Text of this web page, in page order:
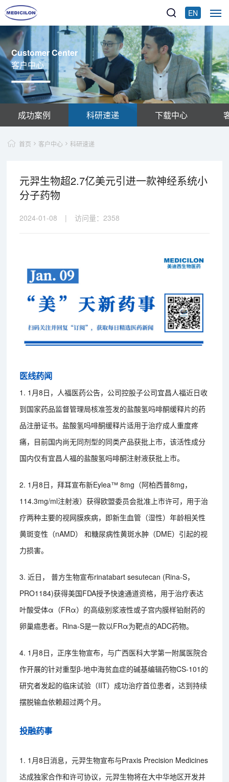
EN
Customer Center
客户中心
成功案例 科研速递 下载中心
首页 客户中心 科研速递
元羿生物超2.7亿美元引进一款神经系统小
分子药物
2024-01-08 | 访问量： 2358
医线药闻
1. 1月8日，人福医药公告，公司控股子公司宜昌人福近日收
到国家药品监督管理局核准签发的盐酸氢吗啡酮缓释片的药
品注册证书。盐酸氢吗啡酮缓释片适用于治疗成人重度疼
痛，目前国内尚无同剂型的同类产品获批上市，该活性成分
国内仅有宜昌人福的盐酸氢吗啡酮注射液获批上市。
2. 1月8日，拜耳宣布新Eylea™ 8mg（阿柏西普8mg，
114.3mg/ml注射液）获得欧盟委员会批准上市许可，用于治
疗两种主要的视网膜疾病，即新生血管（湿性）年龄相关性
黄斑变性（nAMD） 和糖尿病性黄斑水肿（DME）引起的视
力损害。
3. 近日， 普方生物宣布rinatabart sesutecan (Rina-S，
PRO1184)获得美国FDA授予快速通道资格，用于治疗表达
叶酸受体α（FRα）的高级别浆液性或子宫内膜样铂耐药的
卵巢癌患者。Rina-S是一款以FRα为靶点的ADC药物。
4. 1月8日，正序生物宣布，与广西医科大学第一附属医院合
作开展的针对重型β-地中海贫血症的碱基编辑药物CS-101的
研究者发起的临床试验（IIT）成功治疗首位患者，达到持续
摆脱输血依赖超过两个月。
投融药事
1. 1月8日消息，元羿生物宣布与Praxis Precision Medicines
达成独家合作和许可协议，元羿生物将在大中华地区开发并